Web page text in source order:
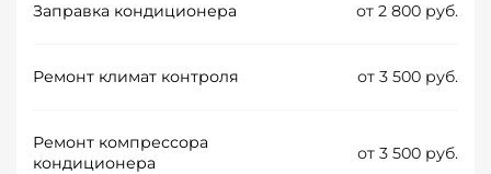
Заправка кондиционера от 2 800 руб.
Ремонт климат контроля от 3 500 руб.
Ремонт компрессора
кондиционера
от 3 500 руб.